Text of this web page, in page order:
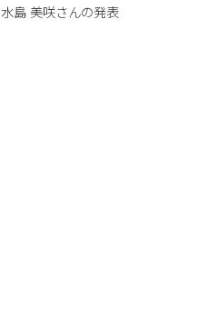
水島 美咲さんの発表